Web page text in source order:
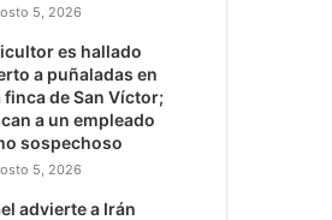
5, 2026
es hallado
a puñaladas en
finca de San Víctor;
a un empleado
sospechoso
5, 2026
advierte a Irán